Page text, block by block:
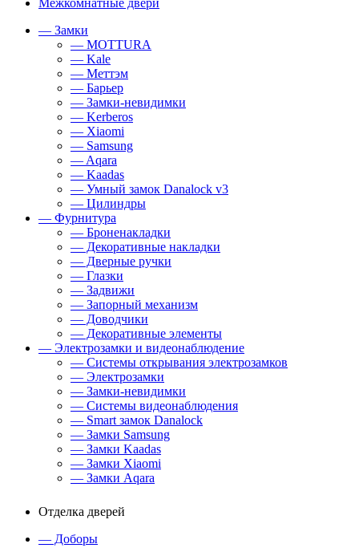
Межкомнатные двери
— Замки
— MOTTURA
— Kale
— Меттэм
— Барьер
— Замки-невидимки
— Kerberos
— Xiaomi
— Samsung
— Aqara
— Kaadas
— Умный замок Danalock v3
— Цилиндры
— Фурнитура
— Броненакладки
— Декоративные накладки
— Дверные ручки
— Глазки
— Задвижи
— Запорный механизм
— Доводчики
— Декоративные элементы
— Электрозамки и видеонаблюдение
— Системы открывания электрозамков
— Электрозамки
— Замки-невидимки
— Системы видеонаблюдения
— Smart замок Danalock
— Замки Samsung
— Замки Kaadas
— Замки Xiaomi
— Замки Aqara
Отделка дверей
— Доборы